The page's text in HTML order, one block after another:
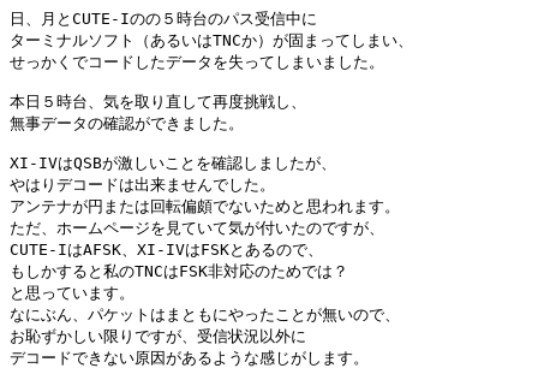
日、月とCUTE-Iのの５時台のパス受信中に
ターミナルソフト（あるいはTNCか）が固まってしまい、
せっかくでコードしたデータを失ってしまいました。
本日５時台、気を取り直して再度挑戦し、
無事データの確認ができました。
XI-IVはQSBが激しいことを確認しましたが、
やはりデコードは出来ませんでした。
アンテナが円または回転偏頗でないためと思われます。
ただ、ホームページを見ていて気が付いたのですが、
CUTE-IはAFSK、XI-IVはFSKとあるので、
もしかすると私のTNCはFSK非対応のためでは？
と思っています。
なにぶん、パケットはまともにやったことが無いので、
お恥ずかしい限りですが、受信状況以外に
デコードできない原因があるような感じがします。